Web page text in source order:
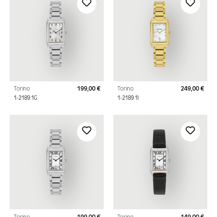
Torino
1-2189.1G
Regulärer Preis:
199,00 € Torino
1-2189.1I
249,00 €